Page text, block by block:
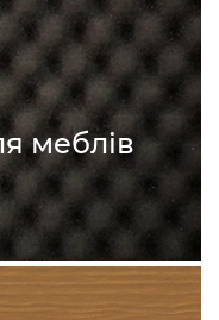
меблів